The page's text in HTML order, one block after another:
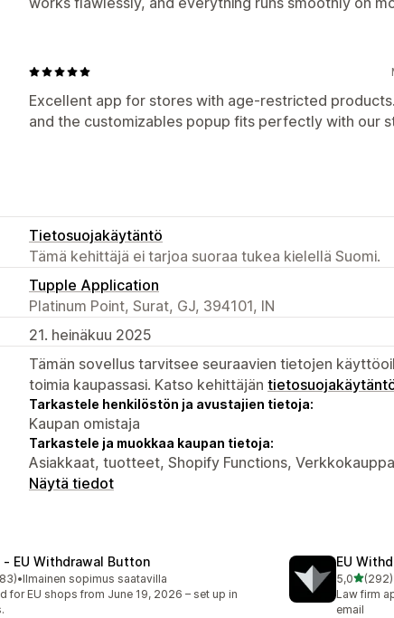
Excellent app for stores with age-restricted
and the customizables popup fits perfectly with our
Tietosuojakäytäntö
Tämä kehittäjä ei tarjoa suoraa tukea kielellä Suomi.
Tupple Application
Platinum Point, Surat, GJ, 394101, IN
21. heinäkuu 2025
Tämän sovellus tarvitsee seuraavien tietojen
toimia kaupassasi. Katso kehittäjän
Tarkastele henkilöstön ja avustajien tietoja:
Kaupan omistaja
Tarkastele ja muokkaa kaupan tietoja:
Asiakkaat, tuotteet, Shopify Functions, Verkkokauppa
Näytä tiedot
‑ EU Withdrawal Button
yhteensä
•Ilmainen sopimus saatavilla
for EU shops from June 19, 2026 – set up in
EU
5,0/ 5(292)
292
Law firm
email